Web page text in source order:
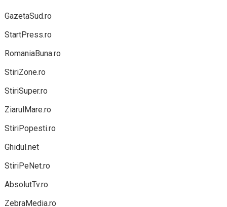
GazetaSud.ro
StartPress.ro
RomaniaBuna.ro
StiriZone.ro
StiriSuper.ro
ZiarulMare.ro
StiriPopesti.ro
Ghidul.net
StiriPeNet.ro
AbsolutTv.ro
ZebraMedia.ro